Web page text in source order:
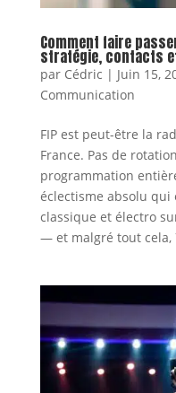
Comment faire
stratégie, contacts
par Cédric | Juin 15,
Communication
FIP est peut-être la
France. Pas de
programmation
éclectisme absolu qui
classique et électro
— et malgré tout cela,